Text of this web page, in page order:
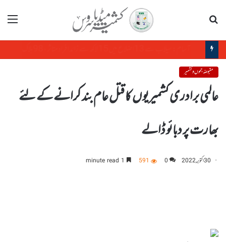
مینو
مقبوضہ جموں و کشمیر
عالمی برادری کشمیریوں کا قتل عام بند کرانے کے لئے
بھارت پر دبائو ڈالے
30 اکتوبر, 2022 0
591